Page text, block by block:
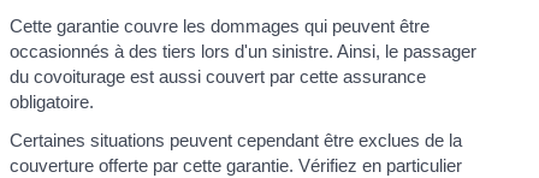
Cette garantie couvre les dommages qui peuvent être
occasionnés à des tiers lors d'un sinistre. Ainsi, le passager
du covoiturage est aussi couvert par cette assurance
obligatoire.
Certaines situations peuvent cependant être exclues de la
couverture offerte par cette garantie. Vérifiez en particulier